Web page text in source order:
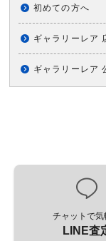
初めての方へ
ギャラリーレア
ギャラリーレア
チャットで気
LINE査